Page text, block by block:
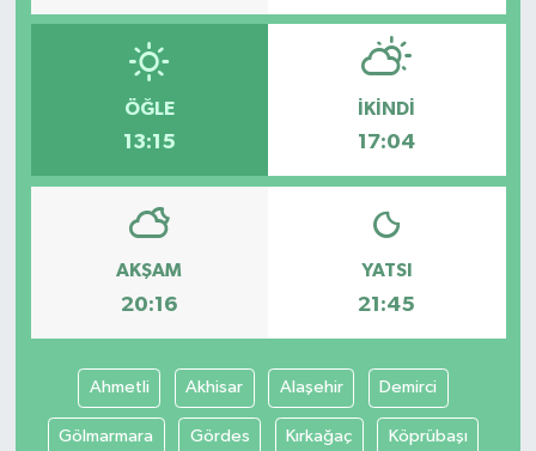
ÖĞLE
13:15
İKINDI
17:04
AKŞAM
20:16
YATSI
21:45
Ahmetli Akhisar Alaşehir Demirci
Gölmarmara Gördes Kırkağaç Köprübaşı
YEREL MEDYA RAPORU